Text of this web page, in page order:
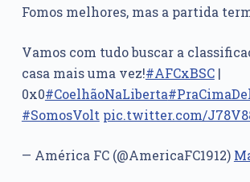
Fomos melhores, mas a partida
Vamos com tudo buscar a
casa mais uma vez!#AFCxBSC|
0x0#CoelhãoNaLiberta
#SomosVolt pic.twitter.com/
— América FC (@AmericaFC1912)